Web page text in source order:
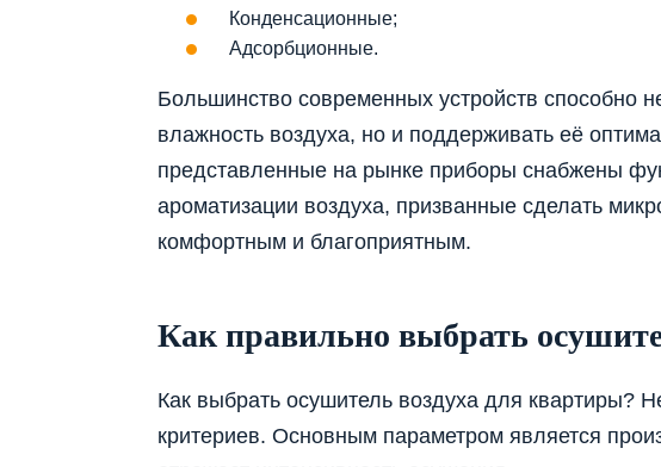
Конденсационные;
Адсорбционные.
Большинство современных устройств способно
влажность воздуха, но и поддерживать её
представленные на рынке приборы снабжены
ароматизации воздуха, призванные сделать
комфортным и благоприятным.
Как правильно выбрать
Как выбрать осушитель воздуха для квартиры?
критериев. Основным параметром является